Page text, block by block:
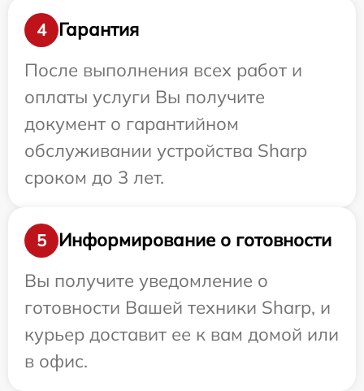
4
Гарантия
После выполнения всех работ и
оплаты услуги Вы получите
документ о гарантийном
обслуживании устройства Sharp
сроком до 3 лет.
5
Информирование о готовности
Вы получите уведомление о
готовности Вашей техники Sharp, и
курьер доставит ее к вам домой или
в офис.